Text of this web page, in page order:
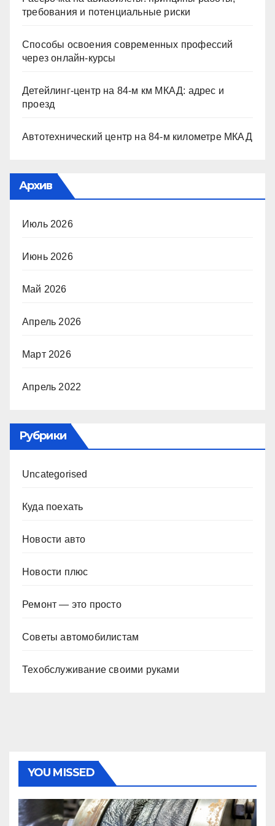
требования и потенциальные риски
Способы освоения современных профессий
через онлайн-курсы
Детейлинг-центр на 84-м км МКАД: адрес и
проезд
Автотехнический центр на 84-м километре МКАД
Архив
Июль 2026
Июнь 2026
Май 2026
Апрель 2026
Март 2026
Апрель 2022
Рубрики
Uncategorised
Куда поехать
Новости авто
Новости плюс
Ремонт — это просто
Советы автомобилистам
Техобслуживание своими руками
YOU MISSED